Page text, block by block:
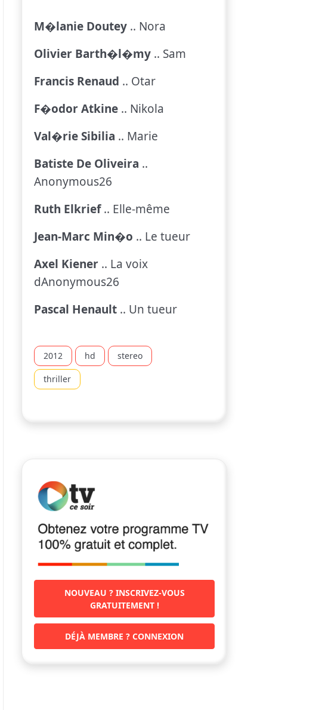
M�lanie Doutey .. Nora
Olivier Barth�l�my .. Sam
Francis Renaud .. Otar
F�odor Atkine .. Nikola
Val�rie Sibilia .. Marie
Batiste De Oliveira ..
Anonymous26
Ruth Elkrief.. Elle-même
Jean-Marc Min�o .. Le tueur
Axel Kiener .. La voix
dAnonymous26
Pascal Henault .. Un tueur
2012 hd stereo
thriller
NOUVEAU ? INSCRIVEZ-VOUS
GRATUITEMENT !
DÉJÀ MEMBRE ? CONNEXION